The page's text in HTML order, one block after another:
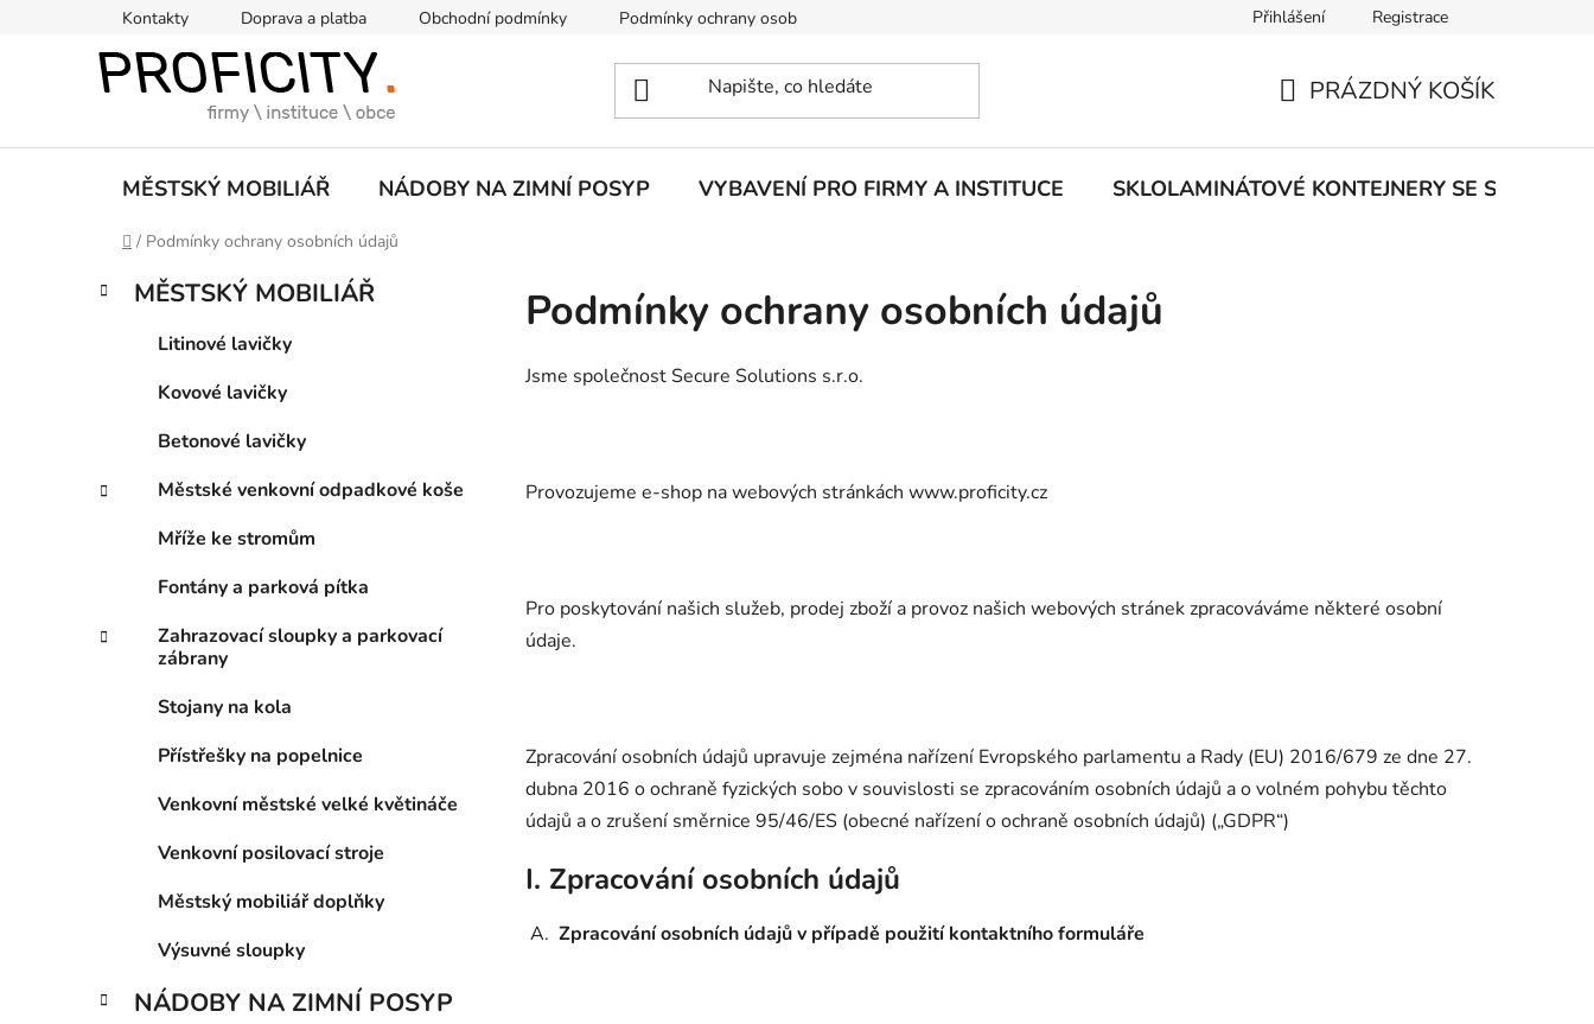
Kontakty Doprava a platba Obchodní podmínky Podmínky ochrany osobních údajů Přihlášení Registrace
KOŠÍK
PRÁZDNÝ KOŠÍK
MĚSTSKÝ MOBILIÁŘ NÁDOBY NA ZIMNÍ POSYP VYBAVENÍ PRO FIRMY A INSTITUCE SKLOLAMINÁTOVÉ KONTEJNERY SE SPODNÍM
Domů
/ Podmínky ochrany osobních údajů
P
n
e
Přeskočit
kategorie
K
a
e
MĚSTSKÝ MOBILIÁŘ
Litinové lavičky
Kovové lavičky
Betonové lavičky
Městské venkovní odpadkové koše
Mříže ke stromům
Fontány a parková pítka
Zahrazovací sloupky a parkovací
zábrany
Stojany na kola
Přístřešky na popelnice
Venkovní městské velké květináče
Venkovní posilovací stroje
Městský mobiliář doplňky
Výsuvné sloupky
NÁDOBY NA ZIMNÍ POSYP
Podmínky ochrany osobních údajů
Jsme společnost Secure Solutions s.r.o.
Provozujeme e-shop na webových stránkách www.proficity.cz
Pro poskytování našich služeb, prodej zboží a provoz našich webových stránek zpracováváme některé osobní
údaje.
Zpracování osobních údajů upravuje zejména nařízení Evropského parlamentu a Rady (EU) 2016/679 ze dne 27.
dubna 2016 o ochraně fyzických sobo v souvislosti se zpracováním osobních údajů a o volném pohybu těchto
údajů a o zrušení směrnice 95/46/ES (obecné nařízení o ochraně osobních údajů) („GDPR“)
I. Zpracování osobních údajů
A. Zpracování osobních údajů v případě použití kontaktního formuláře